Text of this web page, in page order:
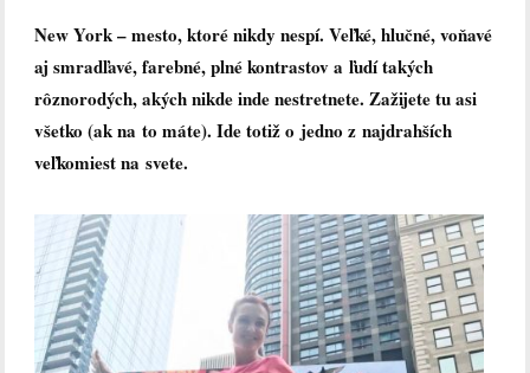
New York – mesto, ktoré nikdy nespí. Veľké, hlučné, voňavé
aj smradľavé, farebné, plné kontrastov a ľudí takých
rôznorodých, akých nikde inde nestretnete. Zažijete tu asi
všetko (ak na to máte). Ide totiž o jedno z najdrahších
veľkomiest na svete.